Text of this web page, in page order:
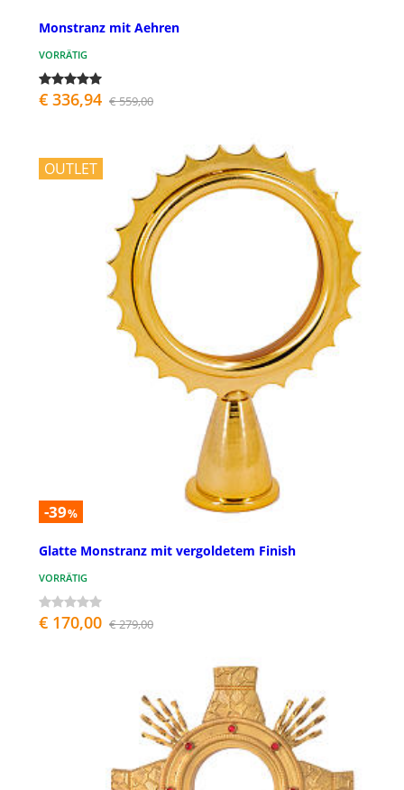
Monstranz mit Aehren
VORRÄTIG
€ 336,94 € 559,00
OUTLET
-39%
Glatte Monstranz mit vergoldetem Finish
VORRÄTIG
€ 170,00 € 279,00